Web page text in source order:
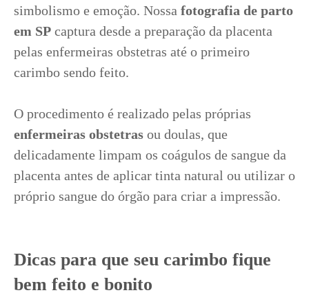
simbolismo e emoção. Nossa fotografia de parto
em SP captura desde a preparação da placenta
pelas enfermeiras obstetras até o primeiro
carimbo sendo feito.
O procedimento é realizado pelas próprias
enfermeiras obstetras ou doulas, que
delicadamente limpam os coágulos de sangue da
placenta antes de aplicar tinta natural ou utilizar o
próprio sangue do órgão para criar a impressão.
Dicas para que seu carimbo fique
bem feito e bonito